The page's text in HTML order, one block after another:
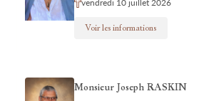
vendredi 10 juillet 2026
Voir les informations
Monsieur Joseph RASKIN